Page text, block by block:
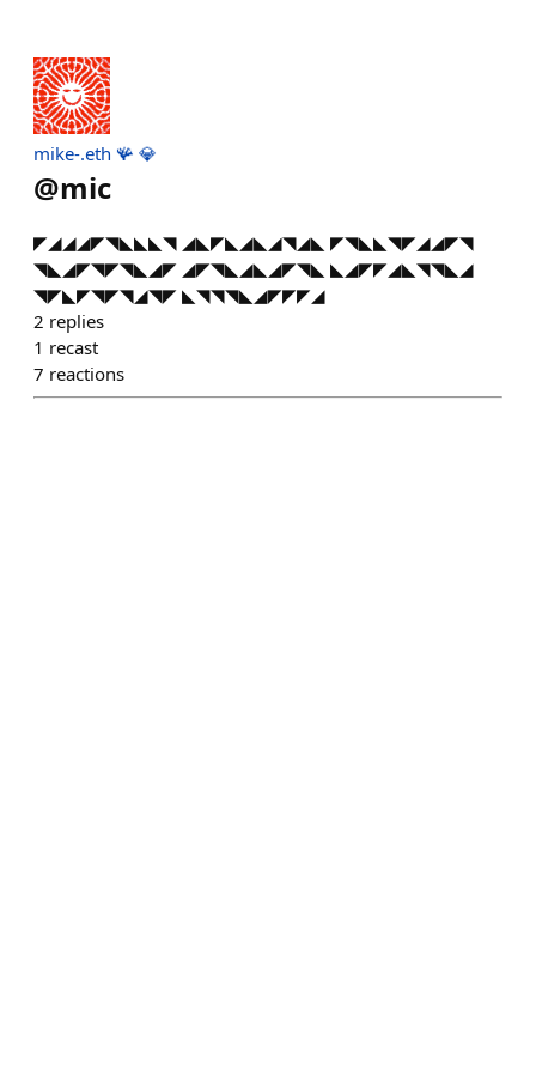
mike-.eth 🪸 💎
@mic
◤◢◢◢◤◥◣◣◣◥ ◢◣◤◣◢◣◢◥◢◣ ◤◥◣◣◥◤◢◢◤◥
◥◣◢◤◥◤◥◣◢◤ ◢◤◥◣◢◣◢◤◥◣ ◣◢◤◤◢◣◥◥◣◢
◥◤◣◤◥◤◥◢◥◤ ◣◥◥◥◣◢◤◤◤◢
2 replies
1 recast
7 reactions